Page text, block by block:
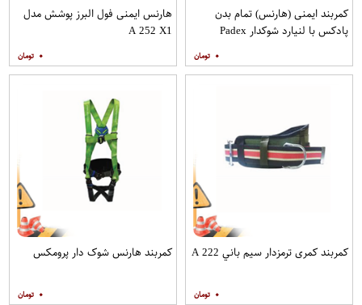
کمربند ایمنی (هارنس) تمام بدن
پادکس با لنیارد شوکدار Padex
۰
هارنس ایمنی فول البرز پوشش مدل
A 252 X1
۰
کمربند کمری ترمزدار سيم باني A 222
۰
کمربند هارنس شوک دار پرومکس
۰